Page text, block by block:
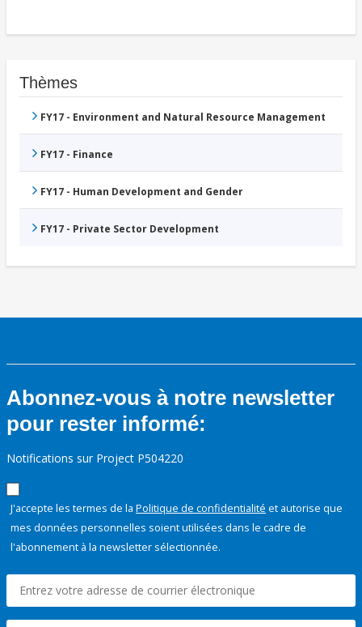
Thèmes
FY17 - Environment and Natural Resource Management
FY17 - Finance
FY17 - Human Development and Gender
FY17 - Private Sector Development
Abonnez-vous à notre newsletter
pour rester informé:
Notifications sur Project P504220
J'accepte les termes de la Politique de confidentialité et autorise que
mes données personnelles soient utilisées dans le cadre de
l'abonnement à la newsletter sélectionnée.